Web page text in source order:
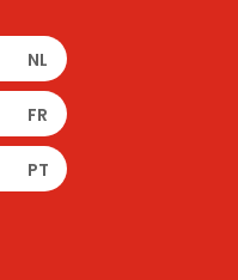
NL
FR
PT